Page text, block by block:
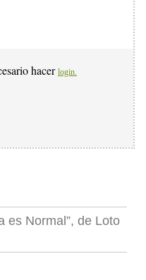
hacer login.
es Normal”, de Loto